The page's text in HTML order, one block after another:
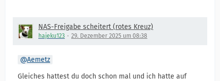
NAS-Freigabe scheitert (rotes Kreuz)
hajeku123 29. Dezember 2025 um 08:38
Aemetz
Gleiches hattest du doch schon mal und ich hatte auf